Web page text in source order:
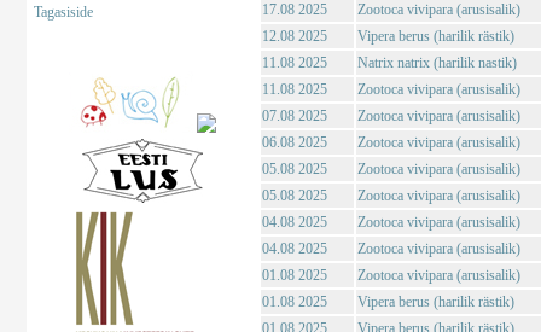
Tagasiside
17.08 2025
Zootoca vivipara (arusisalik)
12.08 2025
Vipera berus (harilik rästik)
11.08 2025
Natrix natrix (harilik nastik)
11.08 2025
Zootoca vivipara (arusisalik)
07.08 2025
Zootoca vivipara (arusisalik)
06.08 2025
Zootoca vivipara (arusisalik)
05.08 2025
Zootoca vivipara (arusisalik)
05.08 2025
Zootoca vivipara (arusisalik)
04.08 2025
Zootoca vivipara (arusisalik)
04.08 2025
Zootoca vivipara (arusisalik)
01.08 2025
Zootoca vivipara (arusisalik)
01.08 2025
Vipera berus (harilik rästik)
01.08 2025
Vipera berus (harilik rästik)